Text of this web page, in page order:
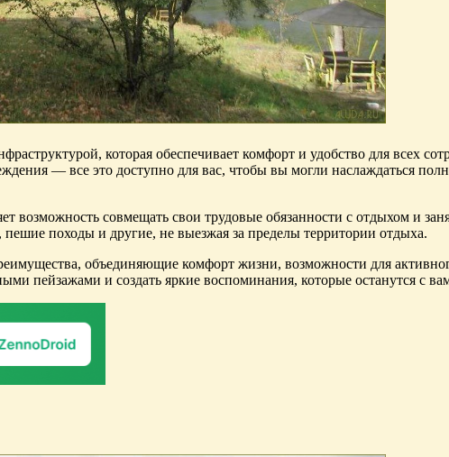
которая обеспечивает комфорт и удобство для всех
— все это доступно для вас, чтобы вы могли наслаждаться
возможность совмещать свои трудовые обязанности с отдыхом и
походы и другие, не выезжая за пределы территории отдыха.
объединяющие комфорт жизни, возможности для
пейзажами и создать яркие воспоминания, которые останутся с